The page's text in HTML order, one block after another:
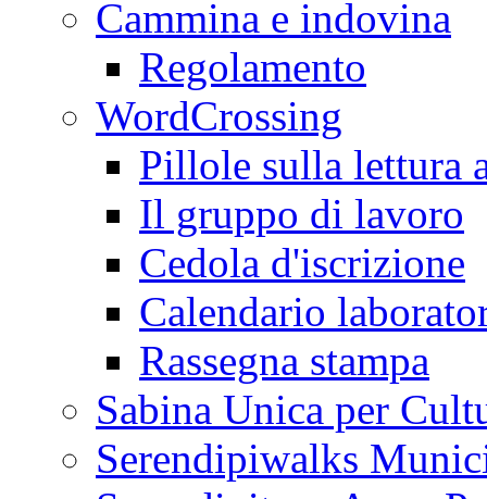
Cammina e indovina
Regolamento
WordCrossing
Pillole sulla lettura
Il gruppo di lavoro
Cedola d'iscrizione
Calendario
Rassegna stampa
Sabina Unica per
Serendipiwalks